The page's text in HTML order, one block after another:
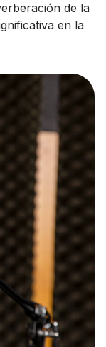
de la
en la